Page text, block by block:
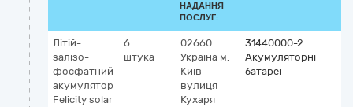
НАДАННЯ
ПОСЛУГ:
Літій-
залізо-
фосфатний
акумулятор
Felicity solar
6
штука
02660
Україна м.
Київ
вулиця
Кухаря
31440000-2
Акумуляторні
батареї